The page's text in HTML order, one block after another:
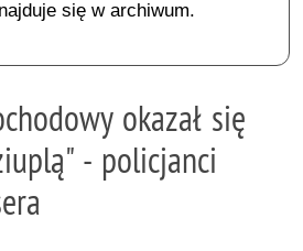
się w archiwum.
okazał się
- policjanci